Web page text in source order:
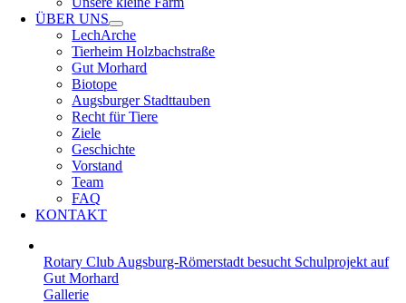
ÜBER UNS
LechArche
Tierheim Holzbachstraße
Gut Morhard
Biotope
Augsburger Stadttauben
Recht für Tiere
Ziele
Geschichte
Vorstand
Team
FAQ
KONTAKT
Rotary Club Augsburg-Römerstadt besucht Schulprojekt auf
Gut Morhard
Gallerie